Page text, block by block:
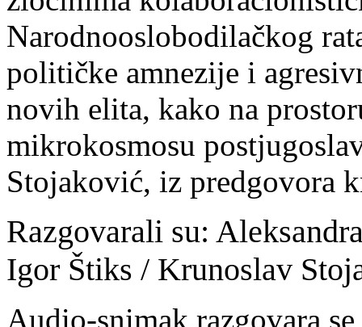
Narodnooslobodilačkog
političke amnezije i
novih elita, kako na
mikrokosmosu
Stojaković, iz predgovora
Razgovarali su:
Igor Štiks / Krunoslav
Audio-snimak razgovara